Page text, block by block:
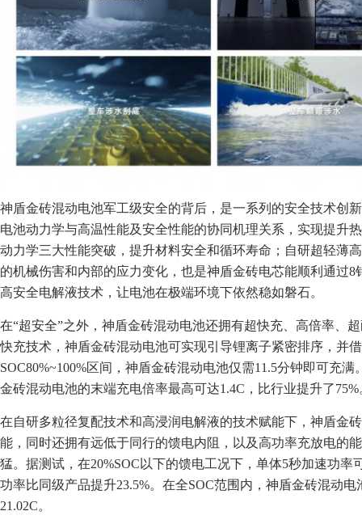
神盾金砖混动电池军工级安全的背后，是一系列的安全技术创
电池动力学与高温性能及安全性能的协同机理关系，实现提升
动力学三大性能突破，提升材料安全和循环寿命；自研超轻薄
的机械伤害和内部的应力变化，也是神盾金砖电芯能顺利通过
高安全电解液技术，让电池在极端环境下依然稳如磐石。
在“超安全”之外，神盾金砖混动电池还拥有超快充、高倍率、
快充技术，神盾金砖混动电池可实现引导锂离子紧密排序，并
SOC80%~100%区间，神盾金砖混动电池仅需11.5分钟即可充
金砖混动电池的末端充电倍率最高可达1.4C，比行业提升了75%
在自研多粒径复配技术和高浸润电解液的技术赋能下，神盾金
能，同时还拥有远低于同行的馈电内阻，以及高功率充放电的
猛。据测试，在20%SOC以下的馈电工况下，单体5秒加速功率
功率比同级产品提升23.5%。在全SOC范围内，神盾金砖混动
21.02C。